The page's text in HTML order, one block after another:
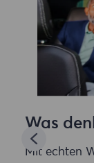
Was
Mit